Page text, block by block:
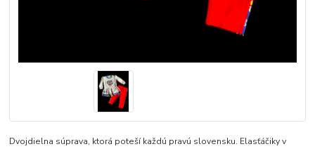
Dvojdielna súprava, ktorá poteší každú pravú slovensku. Elasťáčiky v